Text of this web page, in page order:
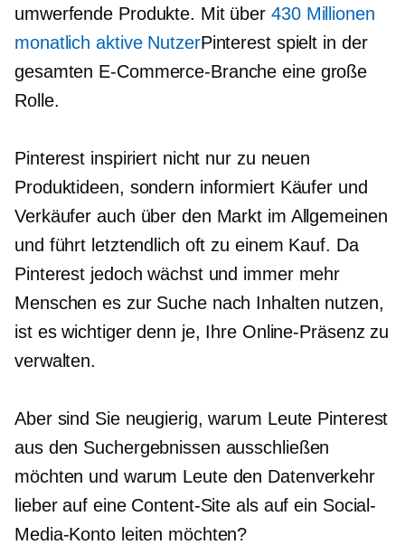
umwerfende Produkte. Mit über 430 Millionen
monatlich aktive NutzerPinterest spielt in der
gesamten E-Commerce-Branche eine große
Rolle.
Pinterest inspiriert nicht nur zu neuen
Produktideen, sondern informiert Käufer und
Verkäufer auch über den Markt im Allgemeinen
und führt letztendlich oft zu einem Kauf. Da
Pinterest jedoch wächst und immer mehr
Menschen es zur Suche nach Inhalten nutzen,
ist es wichtiger denn je, Ihre Online-Präsenz zu
verwalten.
Aber sind Sie neugierig, warum Leute Pinterest
aus den Suchergebnissen ausschließen
möchten und warum Leute den Datenverkehr
lieber auf eine Content-Site als auf ein Social-
Media-Konto leiten möchten?